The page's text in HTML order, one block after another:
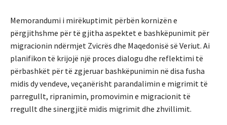
Memorandumi i mirëkuptimit përbën kornizën e
përgjithshme për të gjitha aspektet e bashkëpunimit për
migracionin ndërmjet Zvicrës dhe Maqedonisë së Veriut. Ai
planifikon të krijojë një proces dialogu dhe reflektimi të
përbashkët për të zgjeruar bashkëpunimin në disa fusha
midis dy vendeve, veçanërisht parandalimin e migrimit të
parregullt, ripranimin, promovimin e migracionit të
rregullt dhe sinergjitë midis migrimit dhe zhvillimit.